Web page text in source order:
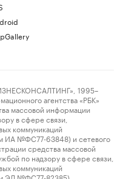
1995–
агентства «РБК»
массовой информации
в сфере связи,
коммуникаций
ИА №ФС77-63848) и сетевого
средства массовой
по надзору в сфере связи,
коммуникаций